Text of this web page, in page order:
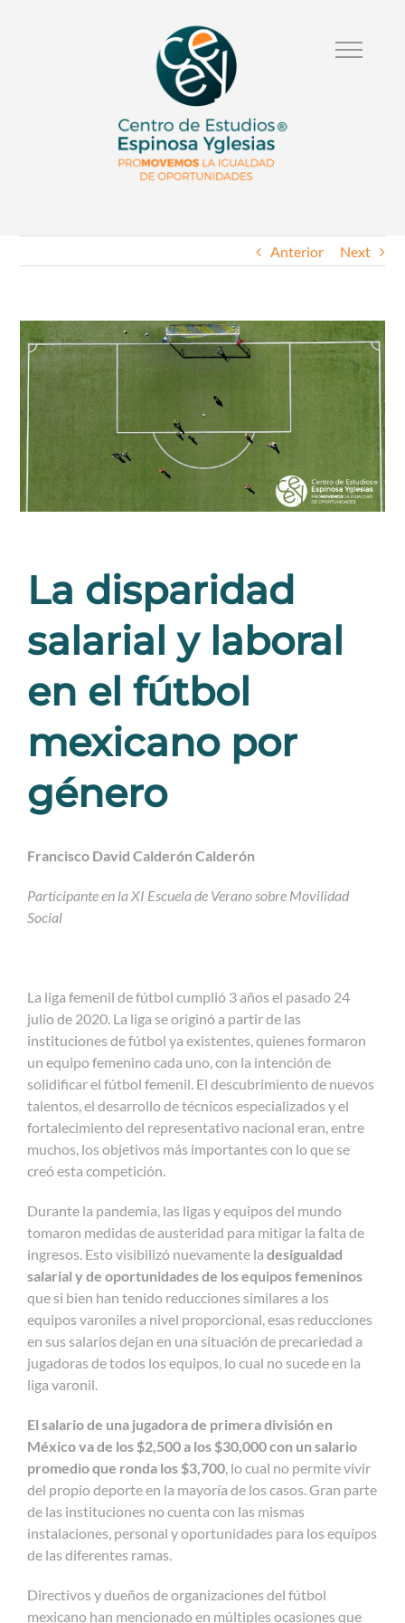
Anterior Next
Ver
Imagen
Mas
La disparidad
salarial y laboral
en el fútbol
mexicano por
género
Francisco David Calderón Calderón
Participante en la XI Escuela de Verano sobre Movilidad
Social
La liga femenil de fútbol cumplió 3 años el pasado 24
julio de 2020. La liga se originó a partir de las
instituciones de fútbol ya existentes, quienes formaron
un equipo femenino cada uno, con la intención de
solidificar el fútbol femenil. El descubrimiento de nuevos
talentos, el desarrollo de técnicos especializados y el
fortalecimiento del representativo nacional eran, entre
muchos, los objetivos más importantes con lo que se
creó esta competición.
Durante la pandemia, las ligas y equipos del mundo
tomaron medidas de austeridad para mitigar la falta de
ingresos. Esto visibilizó nuevamente la desigualdad
salarial y de oportunidades de los equipos femeninos
que si bien han tenido reducciones similares a los
equipos varoniles a nivel proporcional, esas reducciones
en sus salarios dejan en una situación de precariedad a
jugadoras de todos los equipos, lo cual no sucede en la
liga varonil.
El salario de una jugadora de primera división en
México va de los $2,500 a los $30,000 con un salario
promedio que ronda los $3,700, lo cual no permite vivir
del propio deporte en la mayoría de los casos. Gran parte
de las instituciones no cuenta con las mismas
instalaciones, personal y oportunidades para los equipos
de las diferentes ramas.
Directivos y dueños de organizaciones del fútbol
mexicano han mencionado en múltiples ocasiones que